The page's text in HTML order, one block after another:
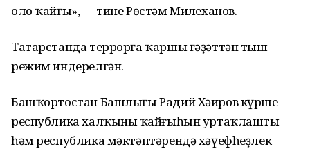
оло ҡайғы», — тине Рөстәм Миңлеханов.
Татарстанда террорға ҡаршы ғәҙәттән тыш
режим индерелгән.
Башҡортостан Башлығы Радий Хәиров күрше
республика халҡының ҡайғыһын уртаҡлашты
һәм республика мәктәптәрендә хәүефһеҙлек